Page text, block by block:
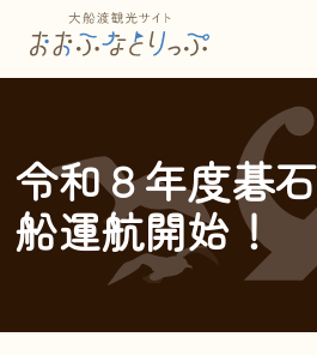
本文へスキップ
令和８年度碁
船運航開始！